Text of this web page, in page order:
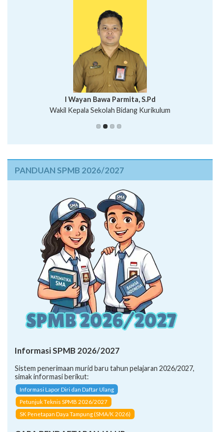
Putu Suhartana, S.Pd.
I Wayan Bawa Parmita, S.Pd
Wakil Kepala Sekolah Bidang Kurikulum
I Wayan Gede Aditya Pratita, S.Pd., M.Sn
Ni Wayan Nopi Sutantri, S.Pd.
PANDUAN SPMB 2026/2027
Informasi SPMB 2026/2027
Sistem penerimaan murid baru tahun pelajaran 2026/2027,
simak informasi berikut:
Informasi Lapor Diri dan Daftar Ulang
Petunjuk Teknis SPMB 2026/2027
SK Penetapan Daya Tampung (SMA/K 2026)